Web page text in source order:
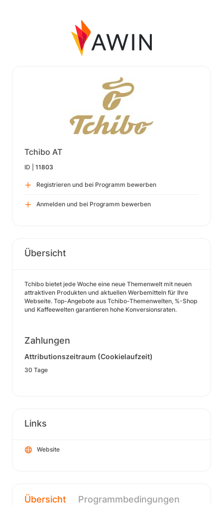
Tchibo AT
ID | 11803
Registrieren und bei Programm bewerben
Anmelden und bei Programm bewerben
Übersicht
Tchibo bietet jede Woche eine neue Themenwelt mit neuen
attraktiven Produkten und aktuellen Werbemitteln für Ihre
Webseite. Top-Angebote aus Tchibo-Themenwelten, %-Shop
und Kaffeewelten garantieren hohe Konversionsraten.
Zahlungen
Attributionszeitraum (Cookielaufzeit)
30 Tage
Links
Website
Übersicht Programmbedingungen